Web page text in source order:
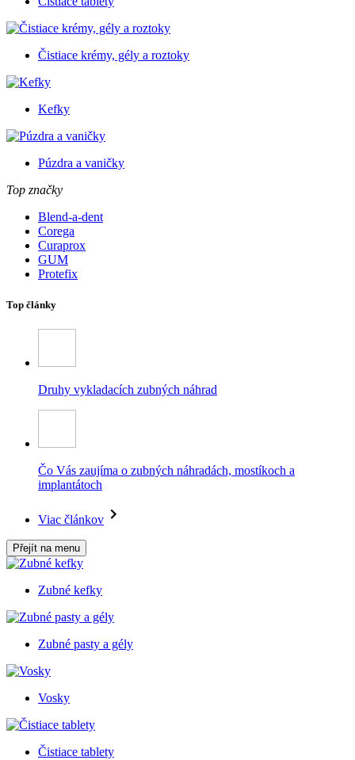
Čistiace krémy, gély a roztoky
Kefky
Púzdra a vaničky
Top značky
Blend-a-dent
Corega
Curaprox
GUM
Protefix
Top články
Druhy vykladacích zubných náhrad
Čo Vás zaujíma o zubných náhradách, mostíkoch a
implantátoch
Viac článkov
Přejít na menu
Zubné kefky
Zubné pasty a gély
Vosky
Čistiace tablety